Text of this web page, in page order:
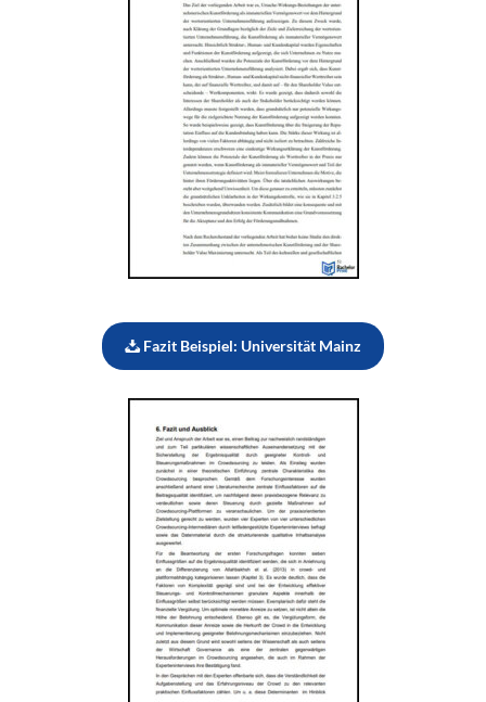
Fazit Beispiel: Universität Mainz